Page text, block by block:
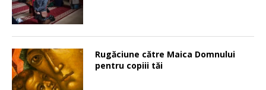
Rugăciune către Maica Domnului
pentru copiii tăi